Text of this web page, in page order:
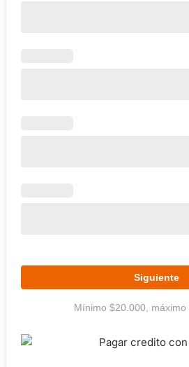
Siguiente
Mínimo $20.000, máximo